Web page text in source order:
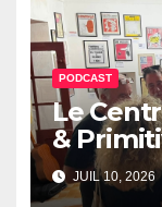
PODCAST
Le
&
JUIL 10, 2026